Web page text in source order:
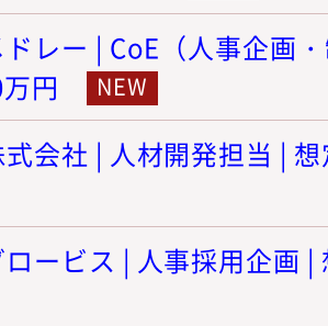
レー | CoE（人事企画
円
会社 | 人材開発担当 |
ービス | 人事採用企画